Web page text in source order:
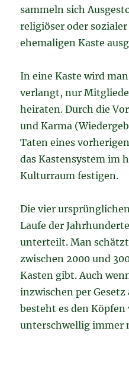
sammeln sich
religiöser oder
ehemaligen Kaste
In eine Kaste wird
verlangt, nur
heiraten. Durch die
und Karma
Taten eines
das Kastensystem im
Kulturraum festigen.
Die vier
Laufe der
unterteilt. Man
zwischen 2000 und
Kasten gibt. Auch
inzwischen per
besteht es den
unterschwellig immer